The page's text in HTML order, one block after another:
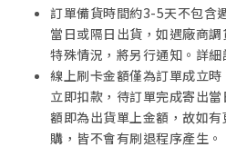
訂單備貨時間約3-5天不包含
當日或隔日出貨，如遇廠商
特殊情況，將另行通知。詳細
線上刷卡金額僅為訂單成立
立即扣款，待訂單完成寄出
額即為出貨單上金額，故如
購，皆不會有刷退程序產生。